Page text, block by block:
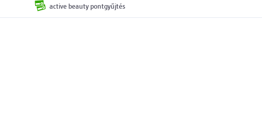
active beauty pontgyűjtés